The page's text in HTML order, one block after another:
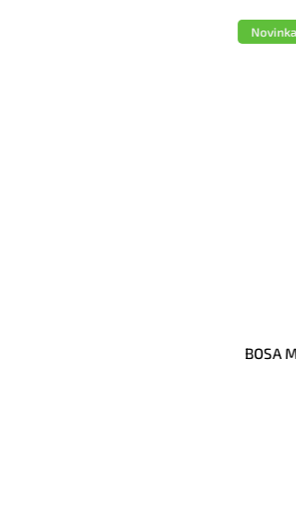
Novinka
BOSA